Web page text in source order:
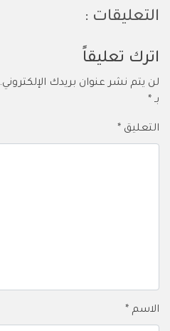
التعليقات :
اترك تعليقاً
لن يتم نشر عنوان بريدك الإلكتروني.
بـ *
التعليق *
الاسم *